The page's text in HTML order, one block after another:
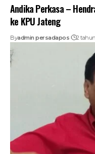
Andika Perkasa –
ke KPU Jateng
Byadmin persadapos 2